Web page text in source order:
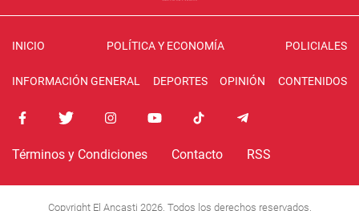
INICIO POLÍTICA Y ECONOMÍA POLICIALES
INFORMACIÓN GENERAL DEPORTES OPINIÓN CONTENIDOS
Términos y Condiciones Contacto RSS
Copyright El Ancasti 2026. Todos los derechos reservados.